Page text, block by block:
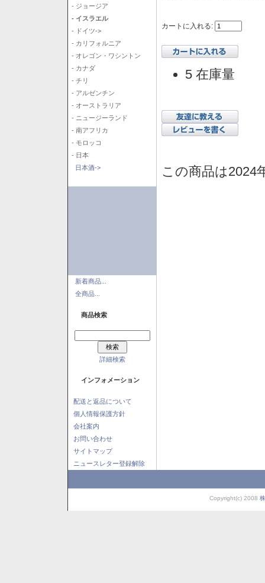
- ジョージア
- イスラエル
- ドイツ->
- カリフォルニア
- オレゴン・ワシントン
- カナダ
- チリ
- アルゼンチン
- オーストラリア
- ニュージーランド
- 南アフリカ
- モロッコ
- 日本
日本酒->
新着商品...
全商品...
商品検索
詳細検索
インフォメーション
配送と返品について
個人情報保護方針
会社案内
お問い合わせ
サイトマップ
ニュースレター登録解除
カートに入れる:
5 在庫量
この商品は2024
Copyright(c) 2008